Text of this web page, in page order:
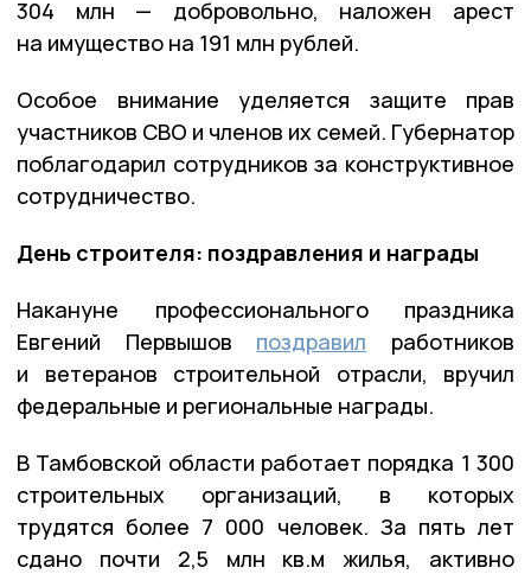
304 млн — добровольно, наложен арест
на имущество на 191 млн рублей.
Особое внимание уделяется защите прав
участников СВО и членов их семей. Губернатор
поблагодарил сотрудников за конструктивное
сотрудничество.
День строителя: поздравления и награды
Накануне профессионального праздника
Евгений Первышов поздравил работников
и ветеранов строительной отрасли, вручил
федеральные и региональные награды.
В Тамбовской области работает порядка 1 300
строительных организаций, в которых
трудятся более 7 000 человек. За пять лет
сдано почти 2,5 млн кв.м жилья, активно